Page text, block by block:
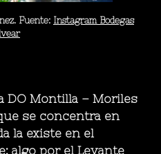
Fuente: Instagram Bodegas
DO Montilla – Moriles
se concentra en
la existe en el
algo por el Levante